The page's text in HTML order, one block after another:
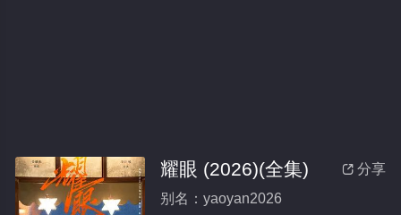
 分享
耀眼 (2026)(全集)
别名：yaoyan2026